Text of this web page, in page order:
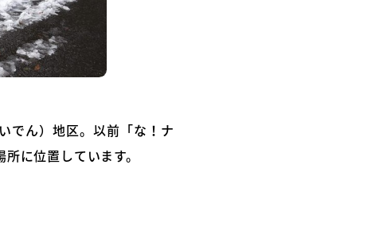
でん）地区。以前「な！ナ
に位置しています。